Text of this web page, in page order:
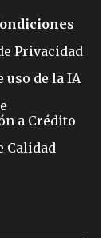
Privacidad
uso de la IA
a Crédito
Calidad